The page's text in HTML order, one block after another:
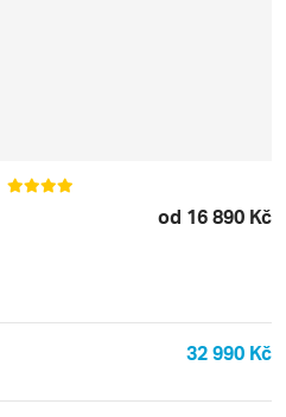
od 16 890 Kč
32 990 Kč